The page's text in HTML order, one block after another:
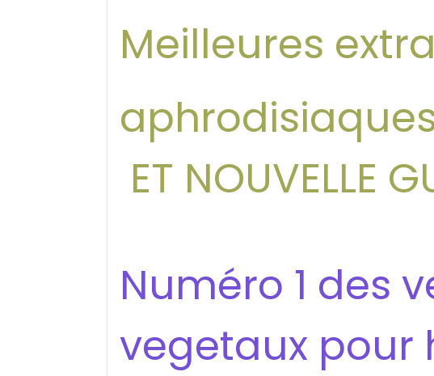
Meilleures
aphrodisiaques
ET NOUVELLE
Numéro 1 des
vegetaux pour